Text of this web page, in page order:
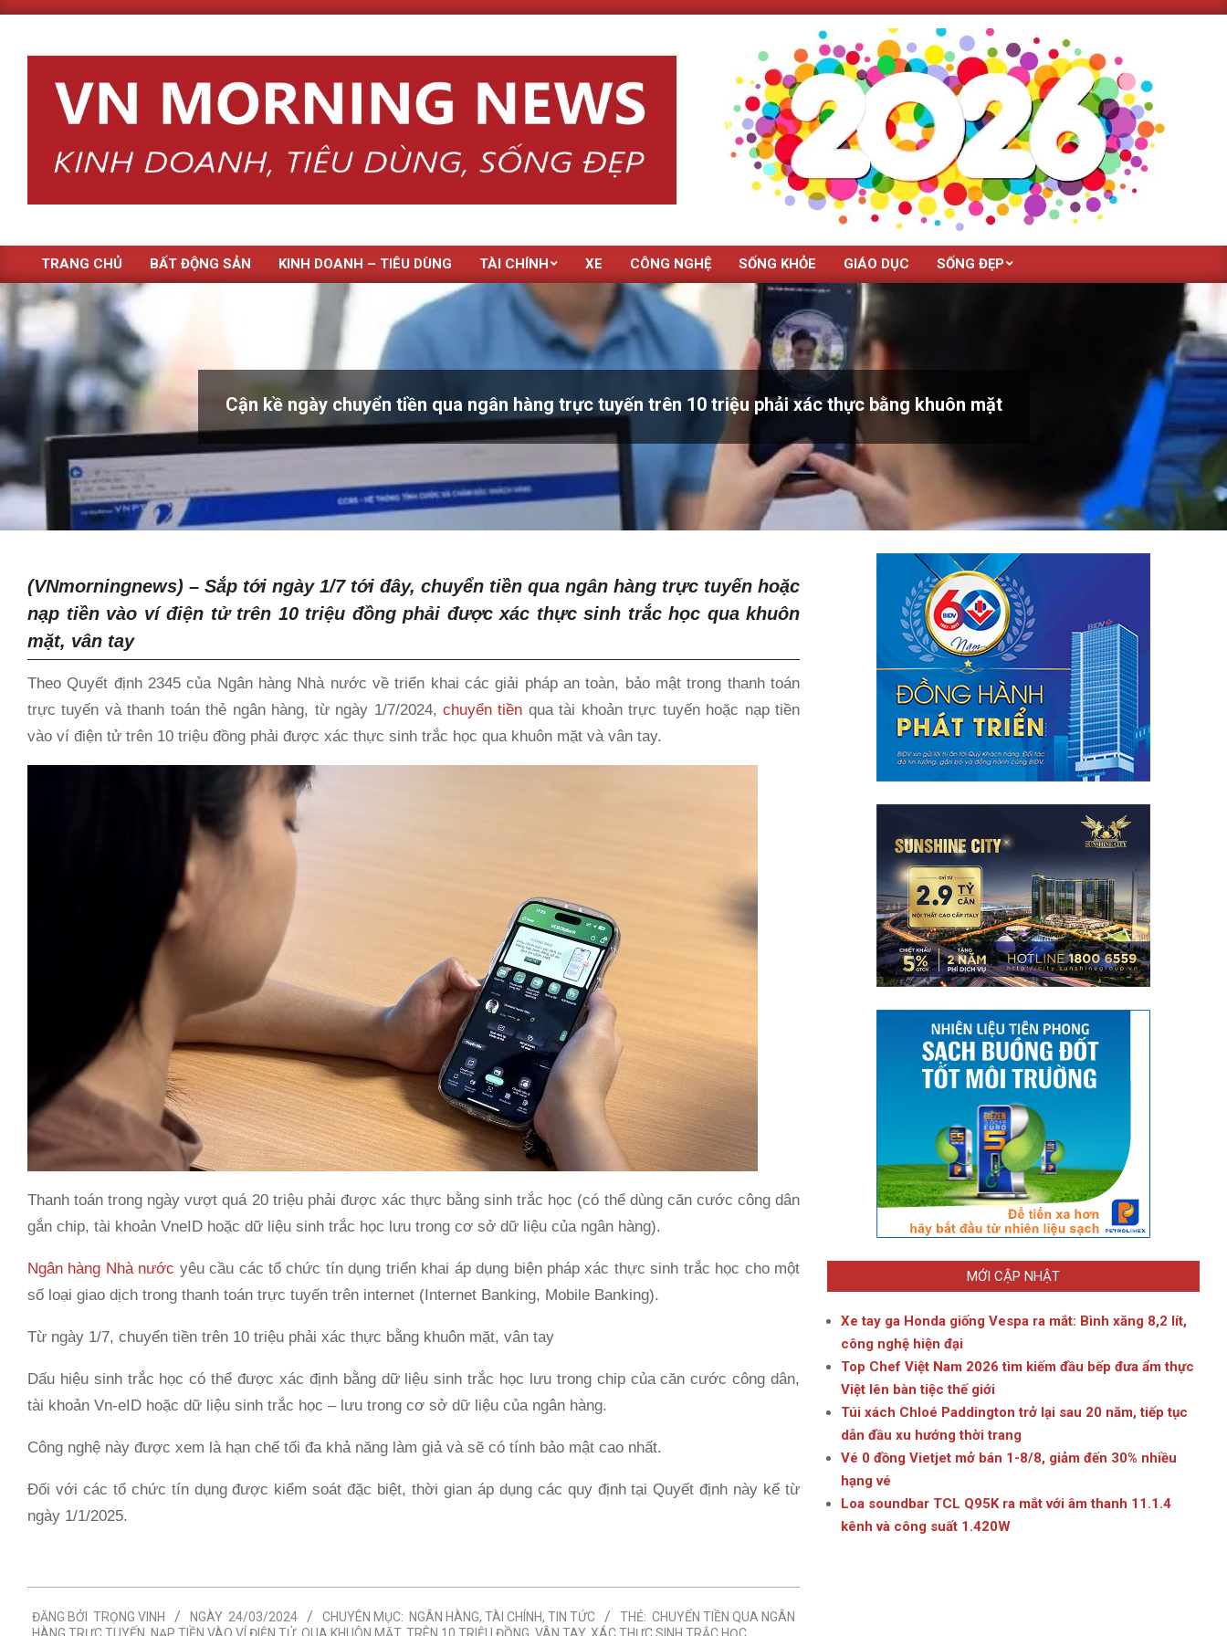
Skip
content
Primary
Navigation
TRANG CHỦ BẤT ĐỘNG SẢN KINH DOANH – TIÊU DÙNG TÀI CHÍNH XE CÔNG NGHỆ SỐNG KHỎE GIÁO DỤC SỐNG ĐẸP
Cận kề ngày chuyển tiền qua ngân hàng trực tuyến trên 10 triệu phải xác thực bằng khuôn mặt
(VNmorningnews) – Sắp tới ngày 1/7 tới đây, chuyển tiền qua ngân hàng trực tuyến hoặc
nạp tiền vào ví điện tử trên 10 triệu đồng phải được xác thực sinh trắc học qua khuôn
mặt, vân tay
Theo Quyết định 2345 của Ngân hàng Nhà nước về triển khai các giải pháp an toàn, bảo mật trong thanh toán
trực tuyến và thanh toán thẻ ngân hàng, từ ngày 1/7/2024, chuyển tiền qua tài khoản trực tuyến hoặc nạp tiền
vào ví điện tử trên 10 triệu đồng phải được xác thực sinh trắc học qua khuôn mặt và vân tay.
Thanh toán trong ngày vượt quá 20 triệu phải được xác thực bằng sinh trắc học (có thể dùng căn cước công dân
gắn chip, tài khoản VneID hoặc dữ liệu sinh trắc học lưu trong cơ sở dữ liệu của ngân hàng).
Ngân hàng Nhà nước yêu cầu các tổ chức tín dụng triển khai áp dụng biện pháp xác thực sinh trắc học cho một
số loại giao dịch trong thanh toán trực tuyến trên internet (Internet Banking, Mobile Banking).
Từ ngày 1/7, chuyển tiền trên 10 triệu phải xác thực bằng khuôn mặt, vân tay
Dấu hiệu sinh trắc học có thể được xác định bằng dữ liệu sinh trắc học lưu trong chip của căn cước công dân,
tài khoản Vn-eID hoặc dữ liệu sinh trắc học – lưu trong cơ sở dữ liệu của ngân hàng.
Công nghệ này được xem là hạn chế tối đa khả năng làm giả và sẽ có tính bảo mật cao nhất.
Đối với các tổ chức tín dụng được kiểm soát đặc biệt, thời gian áp dụng các quy định tại Quyết định này kể từ
ngày 1/1/2025.
03-
ĐĂNG BỞI TRỌNG VINH NGÀY 24/03/2024 CHUYÊN MỤC: NGÂN HÀNG, TÀI CHÍNH, TIN TỨC THẺ: CHUYỂN TIỀN QUA NGÂN
MỚI CẬP NHẬT
Xe tay ga Honda giống Vespa ra mắt: Bình xăng 8,2 lít,
công nghệ hiện đại
Top Chef Việt Nam 2026 tìm kiếm đầu bếp đưa ẩm thực
Việt lên bàn tiệc thế giới
Túi xách Chloé Paddington trở lại sau 20 năm, tiếp tục
dẫn đầu xu hướng thời trang
Vé 0 đồng Vietjet mở bán 1-8/8, giảm đến 30% nhiều
hạng vé
Loa soundbar TCL Q95K ra mắt với âm thanh 11.1.4
kênh và công suất 1.420W